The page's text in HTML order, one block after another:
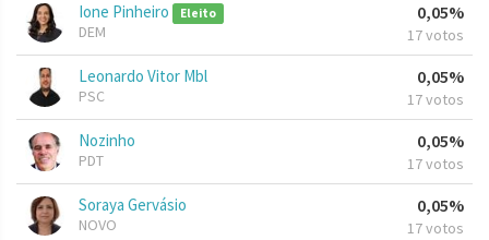
Ione Pinheiro Eleito
DEM
0,05%
17 votos
Leonardo Vitor Mbl
PSC
0,05%
17 votos
Nozinho
PDT
0,05%
17 votos
Soraya Gervásio
NOVO
0,05%
17 votos